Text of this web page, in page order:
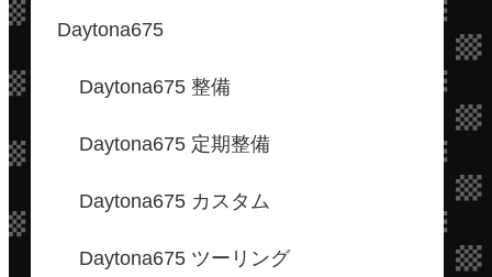
Daytona675
Daytona675 整備
Daytona675 定期整備
Daytona675 カスタム
Daytona675 ツーリング